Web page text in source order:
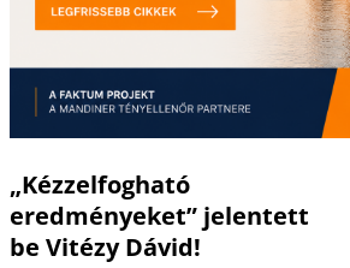
„Kézzelfogható
eredményeket” jelentett
be Vitézy Dávid!